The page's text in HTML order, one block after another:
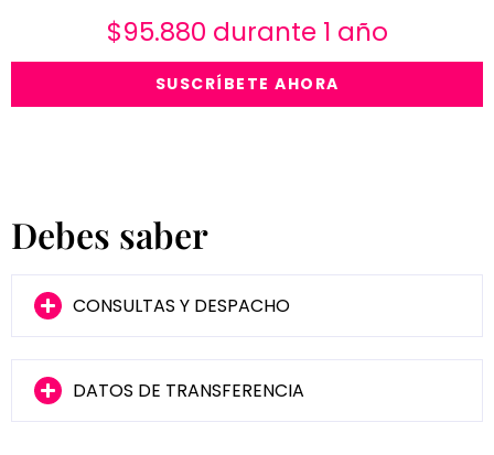
$95.880 durante 1 año
SUSCRÍBETE AHORA
Debes saber
CONSULTAS Y DESPACHO
DATOS DE TRANSFERENCIA